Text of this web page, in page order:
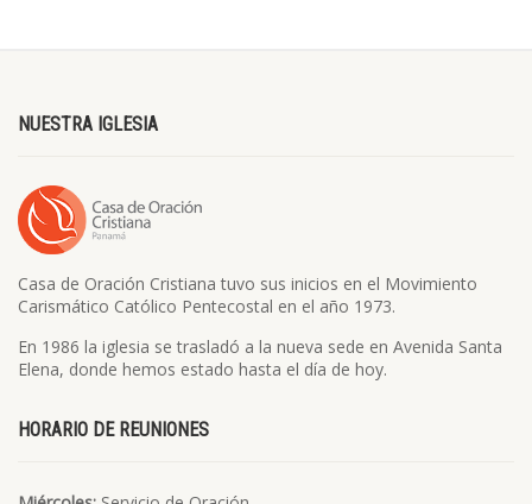
NUESTRA IGLESIA
Casa de Oración Cristiana tuvo sus inicios en el Movimiento
Carismático Católico Pentecostal en el año 1973.
En 1986 la iglesia se trasladó a la nueva sede en Avenida Santa
Elena, donde hemos estado hasta el día de hoy.
HORARIO DE REUNIONES